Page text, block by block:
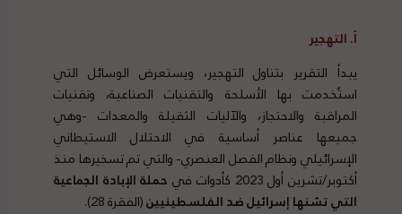
أ. التهجير
يبدأ التقرير بتناول التهجير، ويستعرض الوسائل التي
استُخدمت بها الأسلحة والتقنيات الصناعية، وتقنيات
المراقبة والاحتجاز، والآليات الثقيلة والمعدات -وهي
جميعها عناصر أساسية في الاحتلال الاستيطاني
الإسرائيلي ونظام الفصل العنصري- والتي تم تسخيرها منذ
أكتوبر/تشرين أول 2023 كأدوات في
حملة الإبادة الجماعية
التي تشنها إسرائيل ضد الفلسطينيين(الفقرة 28).